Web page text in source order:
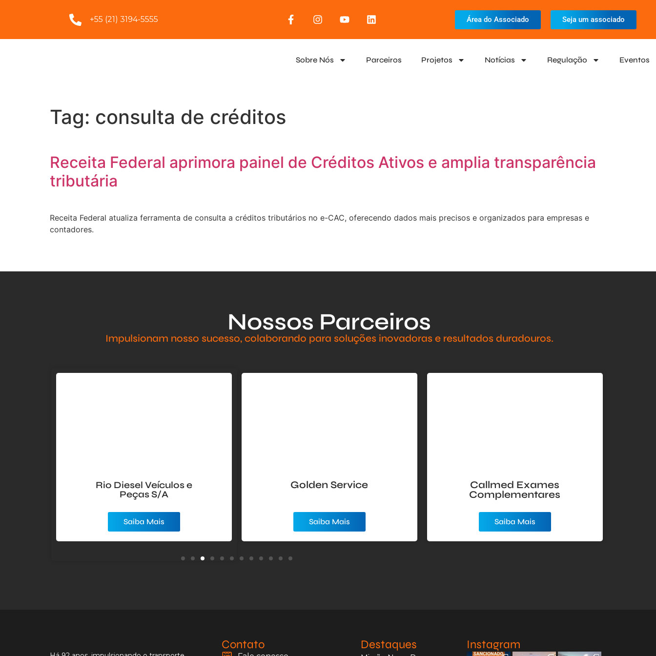
+55 (21) 3194-5555 Área do Associado Seja um associado
Sobre Nós Parceiros Projetos Notícias Regulação Eventos
Tag: consulta de créditos
Receita Federal aprimora painel de Créditos Ativos e amplia transparência
tributária
Receita Federal atualiza ferramenta de consulta a créditos tributários no e-CAC, oferecendo dados mais precisos e organizados para empresas e
contadores.
Nossos Parceiros
Impulsionam nosso sucesso, colaborando para soluções inovadoras e resultados duradouros.
Rio Diesel Veículos e
Peças S/A
Saiba Mais
Canadá Corretora de
Seguros LTDA
Saiba Mais
Golden Service
Saiba Mais
Callmed Exames
Complementares
Saiba Mais
Contato Destaques Instagram